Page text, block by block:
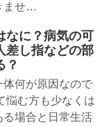
ませ…
なに？病気の可
差し指などの部
？
何が原因なので
悩む方も少なくは
場合と日常生活